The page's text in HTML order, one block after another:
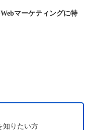
マーケティングに特
知りたい方